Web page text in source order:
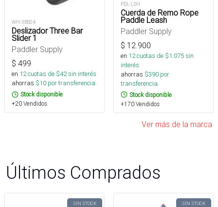
WH-3BS04
Deslizador Three Bar
Slider 1
Paddler Supply
$ 499
en 12cuotas de $42sin interés
ahorras $10 por transferencia.
Stock disponible
+20 Vendidos
PDL-LSH
Cuerda de Remo Rope
Paddle Leash
Paddler Supply
$ 12.900
en 12cuotas de $1.075sin
interés
ahorras $390 por
transferencia.
Stock disponible
+170 Vendidos
Ver más de la marca
Últimos Comprados
SIN STOCK SIN STOCK